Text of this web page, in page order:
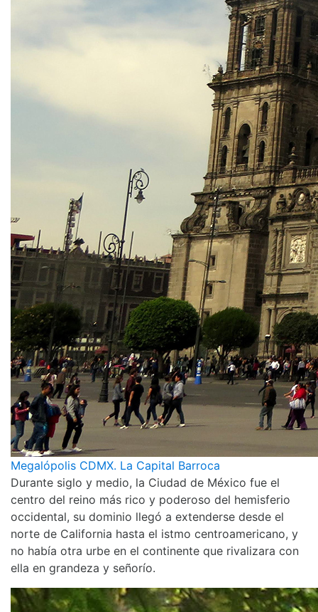
Megalópolis CDMX. La Capital Barroca
Durante siglo y medio, la Ciudad de México fue el
centro del reino más rico y poderoso del hemisferio
occidental, su dominio llegó a extenderse desde el
norte de California hasta el istmo centroamericano, y
no había otra urbe en el continente que rivalizara con
ella en grandeza y señorío.